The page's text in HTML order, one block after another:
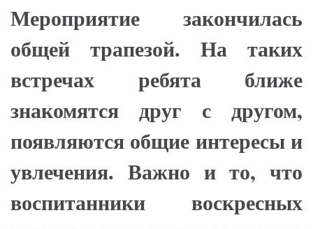
Мероприятие закончилась
общей трапезой. На таких
встречах ребята ближе
знакомятся друг с другом,
появляются общие интересы и
увлечения. Важно и то, что
воспитанники воскресных